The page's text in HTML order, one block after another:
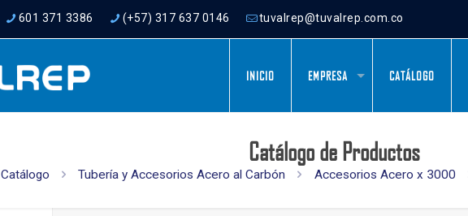
601 371 3386 (+57) 317 637 0146 tuvalrep@tuvalrep.com.co
INICIO EMPRESA CATÁLOGO
Catálogo de Productos
Catálogo Tubería y Accesorios Acero al Carbón Accesorios Acero x 3000